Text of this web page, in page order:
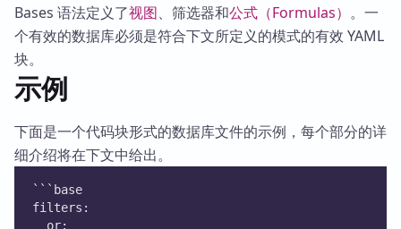
Bases 语法定义了视图、筛选器和公式（Formulas） 。一
个有效的数据库必须是符合下文所定义的模式的有效 YAML
块。
示例
下面是一个代码块形式的数据库文件的示例，每个部分的详
细介绍将在下文中给出。
```base
filters:
  or: